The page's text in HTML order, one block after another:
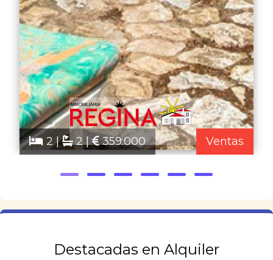
2 | 2 | 359.000 Ventas
Destacadas en Alquiler